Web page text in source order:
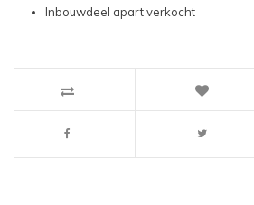
Inbouwdeel apart verkocht